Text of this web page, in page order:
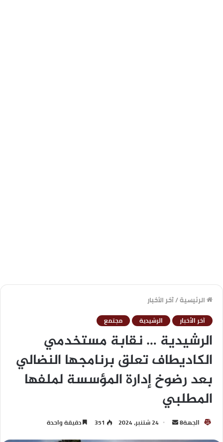
الرئيسية/آخر الأخبار
آخر الأخبار الرشيدية مجتمع
الرشيدية … نقابة مستخدمي
الكاديطاف تعلق برنامجها النضالي
بعد رضوخ إدارة المؤسسة لملفها
المطلبي
الجهة8 24 شتنبر، 2024 351 دقيقة واحدة